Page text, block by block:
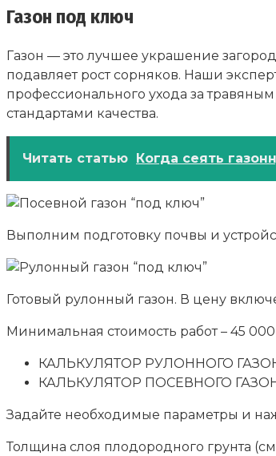
Газон под ключ
Газон — это лучшее украшение
подавляет рост сорняков. Наши
профессионального ухода за
стандартами качества.
Читать статью Когда сеять
Выполним подготовку почвы и
Готовый рулонный газон. В цену
Минимальная стоимость работ – 45
КАЛЬКУЛЯТОР РУЛОННОГО
КАЛЬКУЛЯТОР ПОСЕВНОГО
Задайте необходимые параметры и
Толщина слоя плодородного грунта